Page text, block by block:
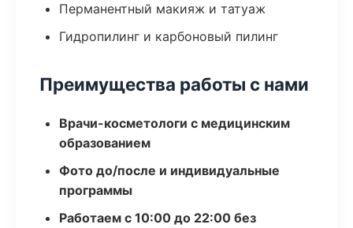
Перманентный макияж и татуаж
Гидропилинг и карбоновый пилинг
Преимущества работы с нами
Врачи-косметологи с медицинским
образованием
Фото до/после и индивидуальные
программы
Работаем с 10:00 до 22:00 без